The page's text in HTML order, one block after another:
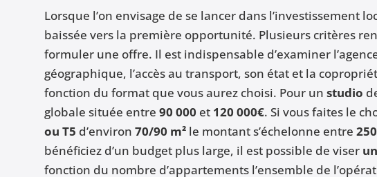
Lorsque l’on envisage de se lancer dans l’investissement
baissée vers la première opportunité. Plusieurs critères
formuler une offre. Il est indispensable d’examiner
géographique, l’accès au transport, son état et la
fonction du format que vous aurez choisi. Pour un studio
globale située entre 90 000 et 120 000€. Si vous faites le
ou T5 d’environ 70/90 m²le montant s’échelonne entre
bénéficiez d’un budget plus large, il est possible de viser
fonction du nombre d’appartements l’ensemble de